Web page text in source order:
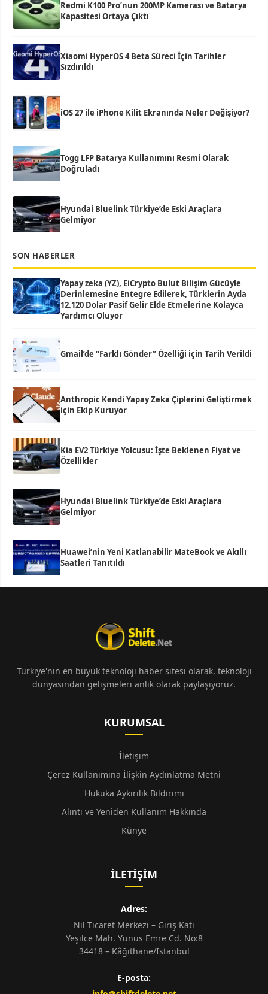
Redmi K100 Pro’nun 200MP Kamerası ve Batarya
Kapasitesi Ortaya Çıktı
Xiaomi HyperOS 4 Beta Süreci İçin Tarihler
Sızdırıldı
iOS 27 ile iPhone Kilit Ekranında Neler Değişiyor?
Togg LFP Batarya Kullanımını Resmi Olarak
Doğruladı
Hyundai Bluelink Türkiye’de Eski Araçlara
Gelmiyor
SON HABERLER
Yapay zeka (YZ), EiCrypto Bulut Bilişim Gücüyle
Derinlemesine Entegre Edilerek, Türklerin Ayda
12.120 Dolar Pasif Gelir Elde Etmelerine Kolayca
Yardımcı Oluyor
Gmail’de “Farklı Gönder” Özelliği için Tarih Verildi
Anthropic Kendi Yapay Zeka Çiplerini Geliştirmek
için Ekip Kuruyor
Kia EV2 Türkiye Yolcusu: İşte Beklenen Fiyat ve
Özellikler
Hyundai Bluelink Türkiye’de Eski Araçlara
Gelmiyor
Huawei’nin Yeni Katlanabilir MateBook ve Akıllı
Saatleri Tanıtıldı
Türkiye'nin en büyük teknoloji haber sitesi olarak, teknoloji
dünyasından gelişmeleri anlık olarak paylaşıyoruz.
KURUMSAL
İletişim
Çerez Kullanımına İlişkin Aydınlatma Metni
Hukuka Aykırılık Bildirimi
Alıntı ve Yeniden Kullanım Hakkında
Künye
İLETIŞIM
Adres:
Nil Ticaret Merkezi – Giriş Katı
Yeşilce Mah. Yunus Emre Cd. No:8
34418 – Kâğıthane/İstanbul
E-posta: